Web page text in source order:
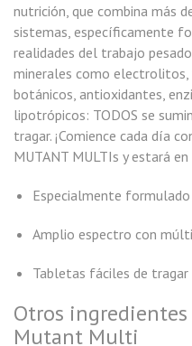
nutrición, que combina más
sistemas, específicamente
realidades del trabajo
minerales como
botánicos, antioxidantes,
lipotrópicos: TODOS se
tragar. ¡Comience cada día
MUTANT MULTIs y estará
Especialmente
Amplio espectro con
Tabletas fáciles de tragar
Otros
Mutant Multi